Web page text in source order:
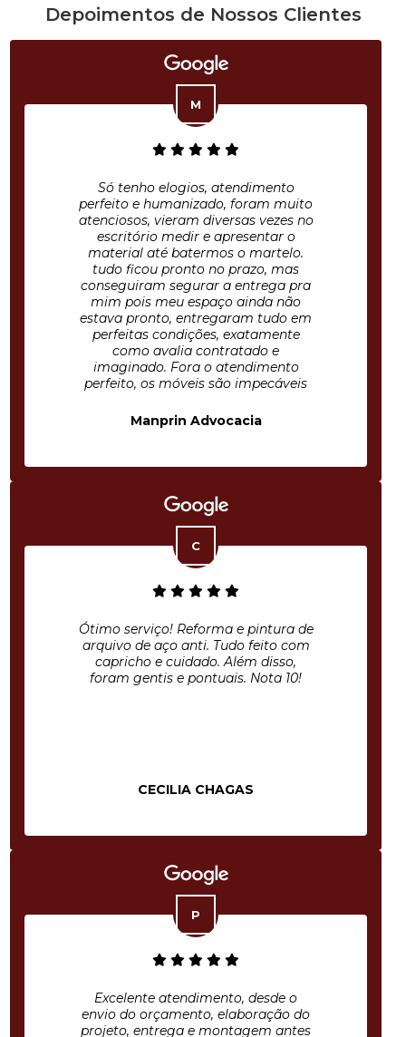
Depoimentos de Nossos Clientes
Só tenho elogios, atendimento
perfeito e humanizado, foram muito
atenciosos, vieram diversas vezes no
escritório medir e apresentar o
material até batermos o martelo.
tudo ficou pronto no prazo, mas
conseguiram segurar a entrega pra
mim pois meu espaço ainda não
estava pronto, entregaram tudo em
perfeitas condições, exatamente
como avalia contratado e
imaginado. Fora o atendimento
perfeito, os móveis são impecáveis
Manprin Advocacia
Ótimo serviço! Reforma e pintura de
arquivo de aço anti. Tudo feito com
capricho e cuidado. Além disso,
foram gentis e pontuais. Nota 10!
CECILIA CHAGAS
Excelente atendimento, desde o
envio do orçamento, elaboração do
projeto, entrega e montagem antes